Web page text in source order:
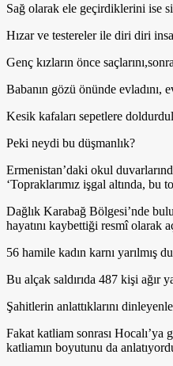
Sağ olarak ele geçirdiklerini ise
Hızar ve testereler ile diri diri
Genç kızların önce
Babanın gözü önünde evladını,
Kesik kafaları sepetlere
Peki neydi bu düşmanlık?
Ermenistan’daki okul
‘Topraklarımız işgal altında, bu
Dağlık Karabağ Bölgesi’nde
hayatını kaybettiği resmî olarak
56 hamile kadın karnı yarılmış
Bu alçak saldırıda 487 kişi ağır
Şahitlerin anlattıklarını
Fakat katliam sonrası Hocalı’ya
katliamın boyutunu da